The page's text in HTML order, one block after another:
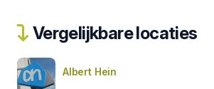
Vergelijkbare locaties
Albert Hein